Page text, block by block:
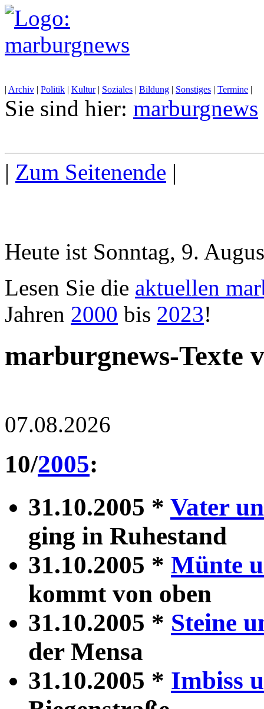
| Archiv | Politik | Kultur| Soziales | Bildung | Sonstiges | Termine |
Sie sind hier: marburgnews
| Zum Seitenende |
Heute ist Sonntag, 9.
Lesen Sie die aktuellen
Jahren 2000 bis 2023!
marburgnews-Texte
07.08.2026
10/2005:
31.10.2005 * Vater
ging in Ruhestand
31.10.2005 * Münte
kommt von oben
31.10.2005 * Steine
der Mensa
31.10.2005 * Imbiss